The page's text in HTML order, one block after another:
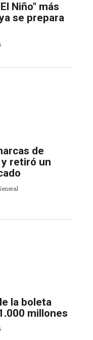
Niño" más
se prepara
de
retiró un
la boleta
millones